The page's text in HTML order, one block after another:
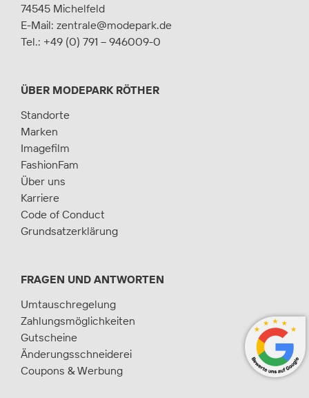
74545 Michelfeld
E-Mail: zentrale@modepark.de
Tel.: +49 (0) 791 – 946009-0
ÜBER MODEPARK RÖTHER
Standorte
Marken
Imagefilm
FashionFam
Über uns
Karriere
Code of Conduct
Grundsatzerklärung
FRAGEN UND ANTWORTEN
Umtauschregelung
Zahlungsmöglichkeiten
Gutscheine
Änderungsschneiderei
Coupons & Werbung